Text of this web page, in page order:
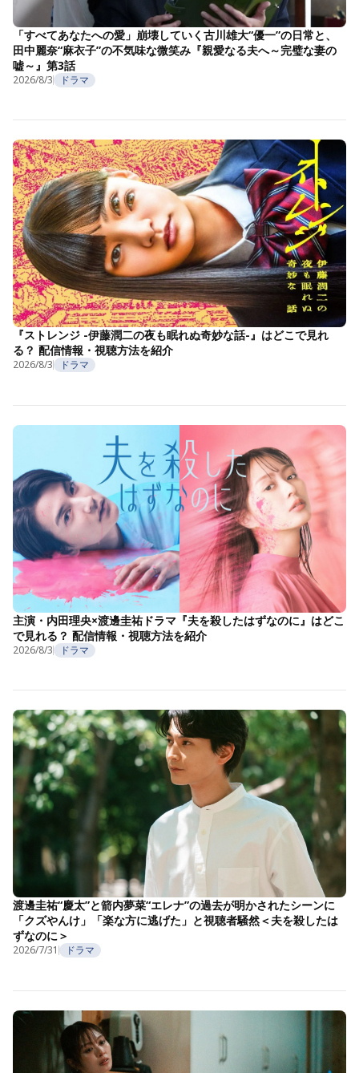
「すべてあなたへの愛」崩壊していく古川雄大“優一”の日常と、
田中麗奈“麻衣子”の不気味な微笑み『親愛なる夫へ～完璧な妻の
嘘～』第3話
2026/8/3 ドラマ
『ストレンジ -伊藤潤二の夜も眠れぬ奇妙な話-』はどこで見れ
る？ 配信情報・視聴方法を紹介
2026/8/3 ドラマ
主演・内田理央×渡邊圭祐ドラマ『夫を殺したはずなのに』はどこ
で見れる？ 配信情報・視聴方法を紹介
2026/8/3 ドラマ
渡邊圭祐“慶太”と箭内夢菜“エレナ”の過去が明かされたシーンに
「クズやんけ」「楽な方に逃げた」と視聴者騒然＜夫を殺したは
ずなのに＞
2026/7/31 ドラマ